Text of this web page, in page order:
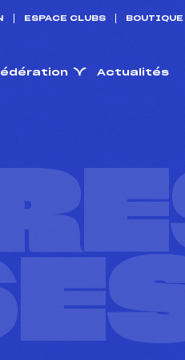
ESPACE CLUBS BOUTIQUE
Actualités